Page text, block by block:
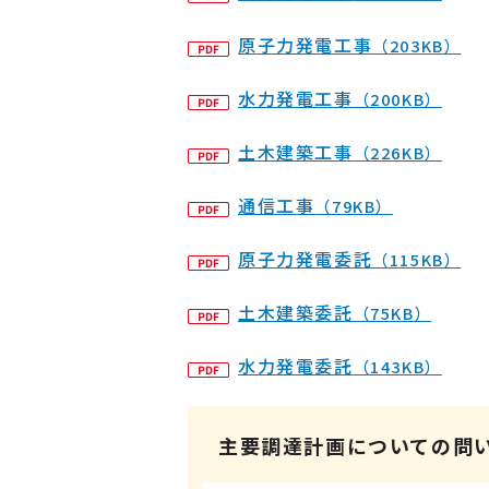
原子力発電工事 （203KB）
水力発電工事 （200KB）
土木建築工事 （226KB）
通信工事 （79KB）
原子力発電委託 （115KB）
土木建築委託 （75KB）
水力発電委託 （143KB）
主要調達計画についての問